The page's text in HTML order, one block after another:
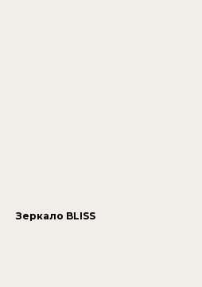
Зеркало BLISS